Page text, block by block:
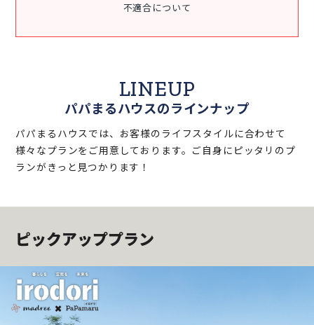
不適合について
LINEUP
パパまるハウスのラインナップ
パパまるハウスでは、お客様のライフスタイルに合わせて
様々なプランをご用意しております。ご自身にピッタリのプ
ランがきっと見つかります！
ピックアッププラン